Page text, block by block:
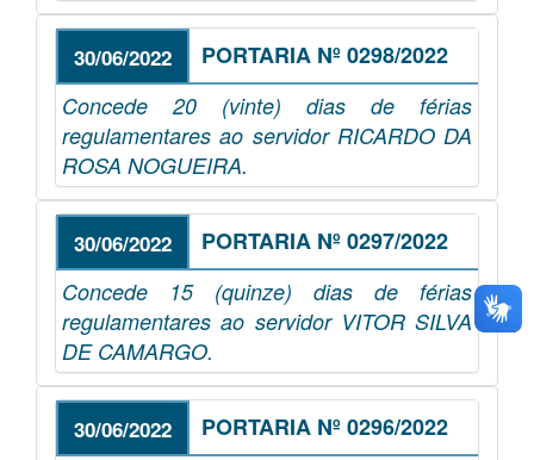
30/06/2022 PORTARIA Nº 0298/2022
Concede 20 (vinte) dias de férias
regulamentares ao servidor RICARDO DA
ROSA NOGUEIRA.
30/06/2022 PORTARIA Nº 0297/2022
Concede 15 (quinze) dias de férias
regulamentares ao servidor VITOR SILVA
DE CAMARGO.
30/06/2022 PORTARIA Nº 0296/2022